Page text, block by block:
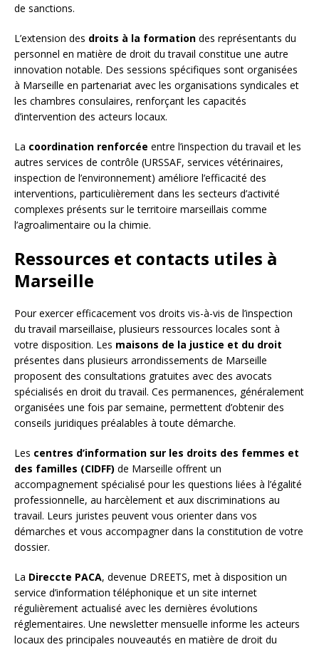
de sanctions.
L’extension des droits à la formation des représentants du
personnel en matière de droit du travail constitue une autre
innovation notable. Des sessions spécifiques sont organisées
à Marseille en partenariat avec les organisations syndicales et
les chambres consulaires, renforçant les capacités
d’intervention des acteurs locaux.
La coordination renforcée entre l’inspection du travail et les
autres services de contrôle (URSSAF, services vétérinaires,
inspection de l’environnement) améliore l’efficacité des
interventions, particulièrement dans les secteurs d’activité
complexes présents sur le territoire marseillais comme
l’agroalimentaire ou la chimie.
Ressources et contacts utiles à
Marseille
Pour exercer efficacement vos droits vis-à-vis de l’inspection
du travail marseillaise, plusieurs ressources locales sont à
votre disposition. Les maisons de la justice et du droit
présentes dans plusieurs arrondissements de Marseille
proposent des consultations gratuites avec des avocats
spécialisés en droit du travail. Ces permanences, généralement
organisées une fois par semaine, permettent d’obtenir des
conseils juridiques préalables à toute démarche.
Les centres d’information sur les droits des femmes et
des familles (CIDFF) de Marseille offrent un
accompagnement spécialisé pour les questions liées à l’égalité
professionnelle, au harcèlement et aux discriminations au
travail. Leurs juristes peuvent vous orienter dans vos
démarches et vous accompagner dans la constitution de votre
dossier.
La Direccte PACA, devenue DREETS, met à disposition un
service d’information téléphonique et un site internet
régulièrement actualisé avec les dernières évolutions
réglementaires. Une newsletter mensuelle informe les acteurs
locaux des principales nouveautés en matière de droit du